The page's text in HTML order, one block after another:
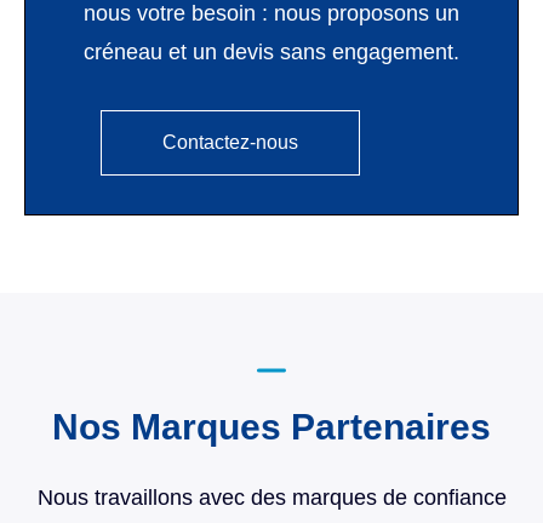
nous votre besoin : nous proposons un
créneau et un devis sans engagement.
Contactez-nous
Nos Marques Partenaires
Nous travaillons avec des marques de confiance